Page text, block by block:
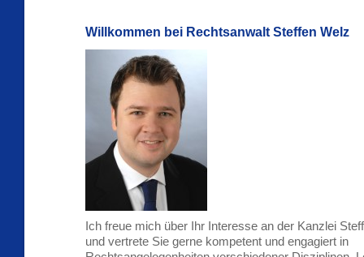
Willkommen bei Rechtsanwalt Steffen Welz
Ich freue mich über Ihr Interesse an der Kanzlei
und vertrete Sie gerne kompetent und engagiert in